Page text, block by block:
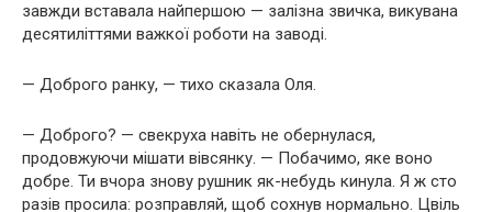
завжди вставала найпершою — залізна звичка, викувана
десятиліттями важкої роботи на заводі.
— Доброго ранку, — тихо сказала Оля.
— Доброго? — свекруха навіть не обернулася,
продовжуючи мішати вівсянку. — Побачимо, яке воно
добре. Ти вчора знову рушник як-небудь кинула. Я ж сто
разів просила: розправляй, щоб сохнув нормально. Цвіль